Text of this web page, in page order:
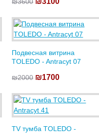
₪3600
Подвесная витрина
TOLEDO - Antracyt 07
₪2000 ₪1700
TV тумба TOLEDO -